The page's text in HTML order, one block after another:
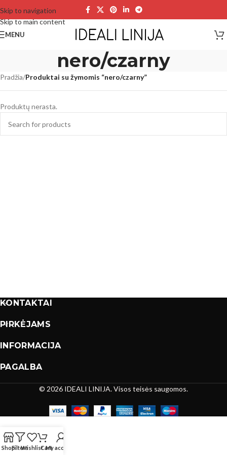
Skip to navigation
Skip to main content
MENU
nero/czarny
Pradžia/Produktai su žymomis “nero/czarny”
Produktų nerasta.
KONTAKTAI
PIRKĖJAMS
INFORMACIJA
PAGALBA
© 2026 IDEALI LINIJA. Visos teisės saugomos.
ShopFiltersWishlistCartMy account